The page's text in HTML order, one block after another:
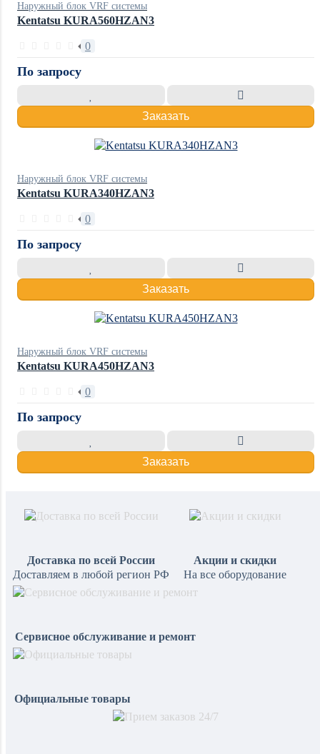
Наружный блок VRF системы
Kentatsu KURA560HZAN3
0
По запросу
Заказать
Наружный блок VRF системы
Kentatsu KURA340HZAN3
0
По запросу
Заказать
Наружный блок VRF системы
Kentatsu KURA450HZAN3
0
По запросу
Заказать
Доставка по всей России
Доставляем в любой регион РФ
Акции и скидки
На все оборудование
Сервисное обслуживание и ремонт
Официальные товары